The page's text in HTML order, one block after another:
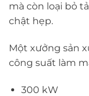
mà còn loại bỏ
chật hẹp.
Một xưởng sản
công suất làm
300 kW